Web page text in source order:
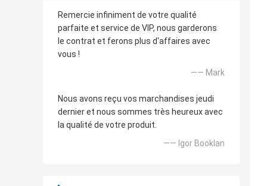
Remercie infiniment de votre qualité
parfaite et service de VIP, nous garderons
le contrat et ferons plus d'affaires avec
vous !
—— Mark
Nous avons reçu vos marchandises jeudi
dernier et nous sommes très heureux avec
la qualité de votre produit.
—— Igor Booklan